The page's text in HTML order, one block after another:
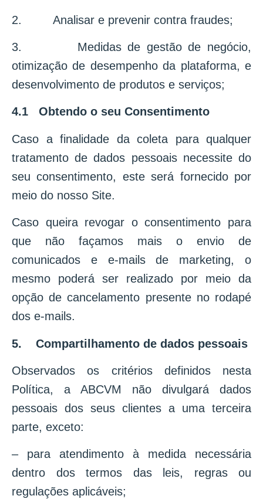
2. Analisar e prevenir contra fraudes;
3. Medidas de gestão de negócio,
otimização de desempenho da plataforma, e
desenvolvimento de produtos e serviços;
4.1 Obtendo o seu Consentimento
Caso a finalidade da coleta para qualquer
tratamento de dados pessoais necessite do
seu consentimento, este será fornecido por
meio do nosso Site.
Caso queira revogar o consentimento para
que não façamos mais o envio de
comunicados e e-mails de marketing, o
mesmo poderá ser realizado por meio da
opção de cancelamento presente no rodapé
dos e-mails.
5. Compartilhamento de dados pessoais
Observados os critérios definidos nesta
Política, a ABCVM não divulgará dados
pessoais dos seus clientes a uma terceira
parte, exceto:
– para atendimento à medida necessária
dentro dos termos das leis, regras ou
regulações aplicáveis;